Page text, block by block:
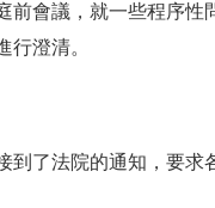
會議，就一些程序性
澄清。
法院的通知，要求